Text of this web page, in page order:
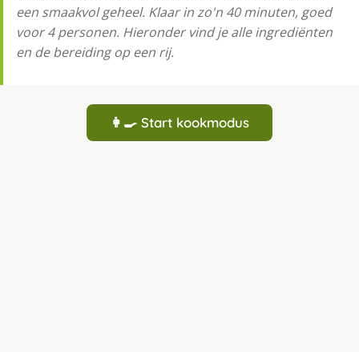
een smaakvol geheel. Klaar in zo'n 40 minuten, goed
voor 4 personen. Hieronder vind je alle ingrediënten
en de bereiding op een rij.
👩‍🍳 Start kookmodus